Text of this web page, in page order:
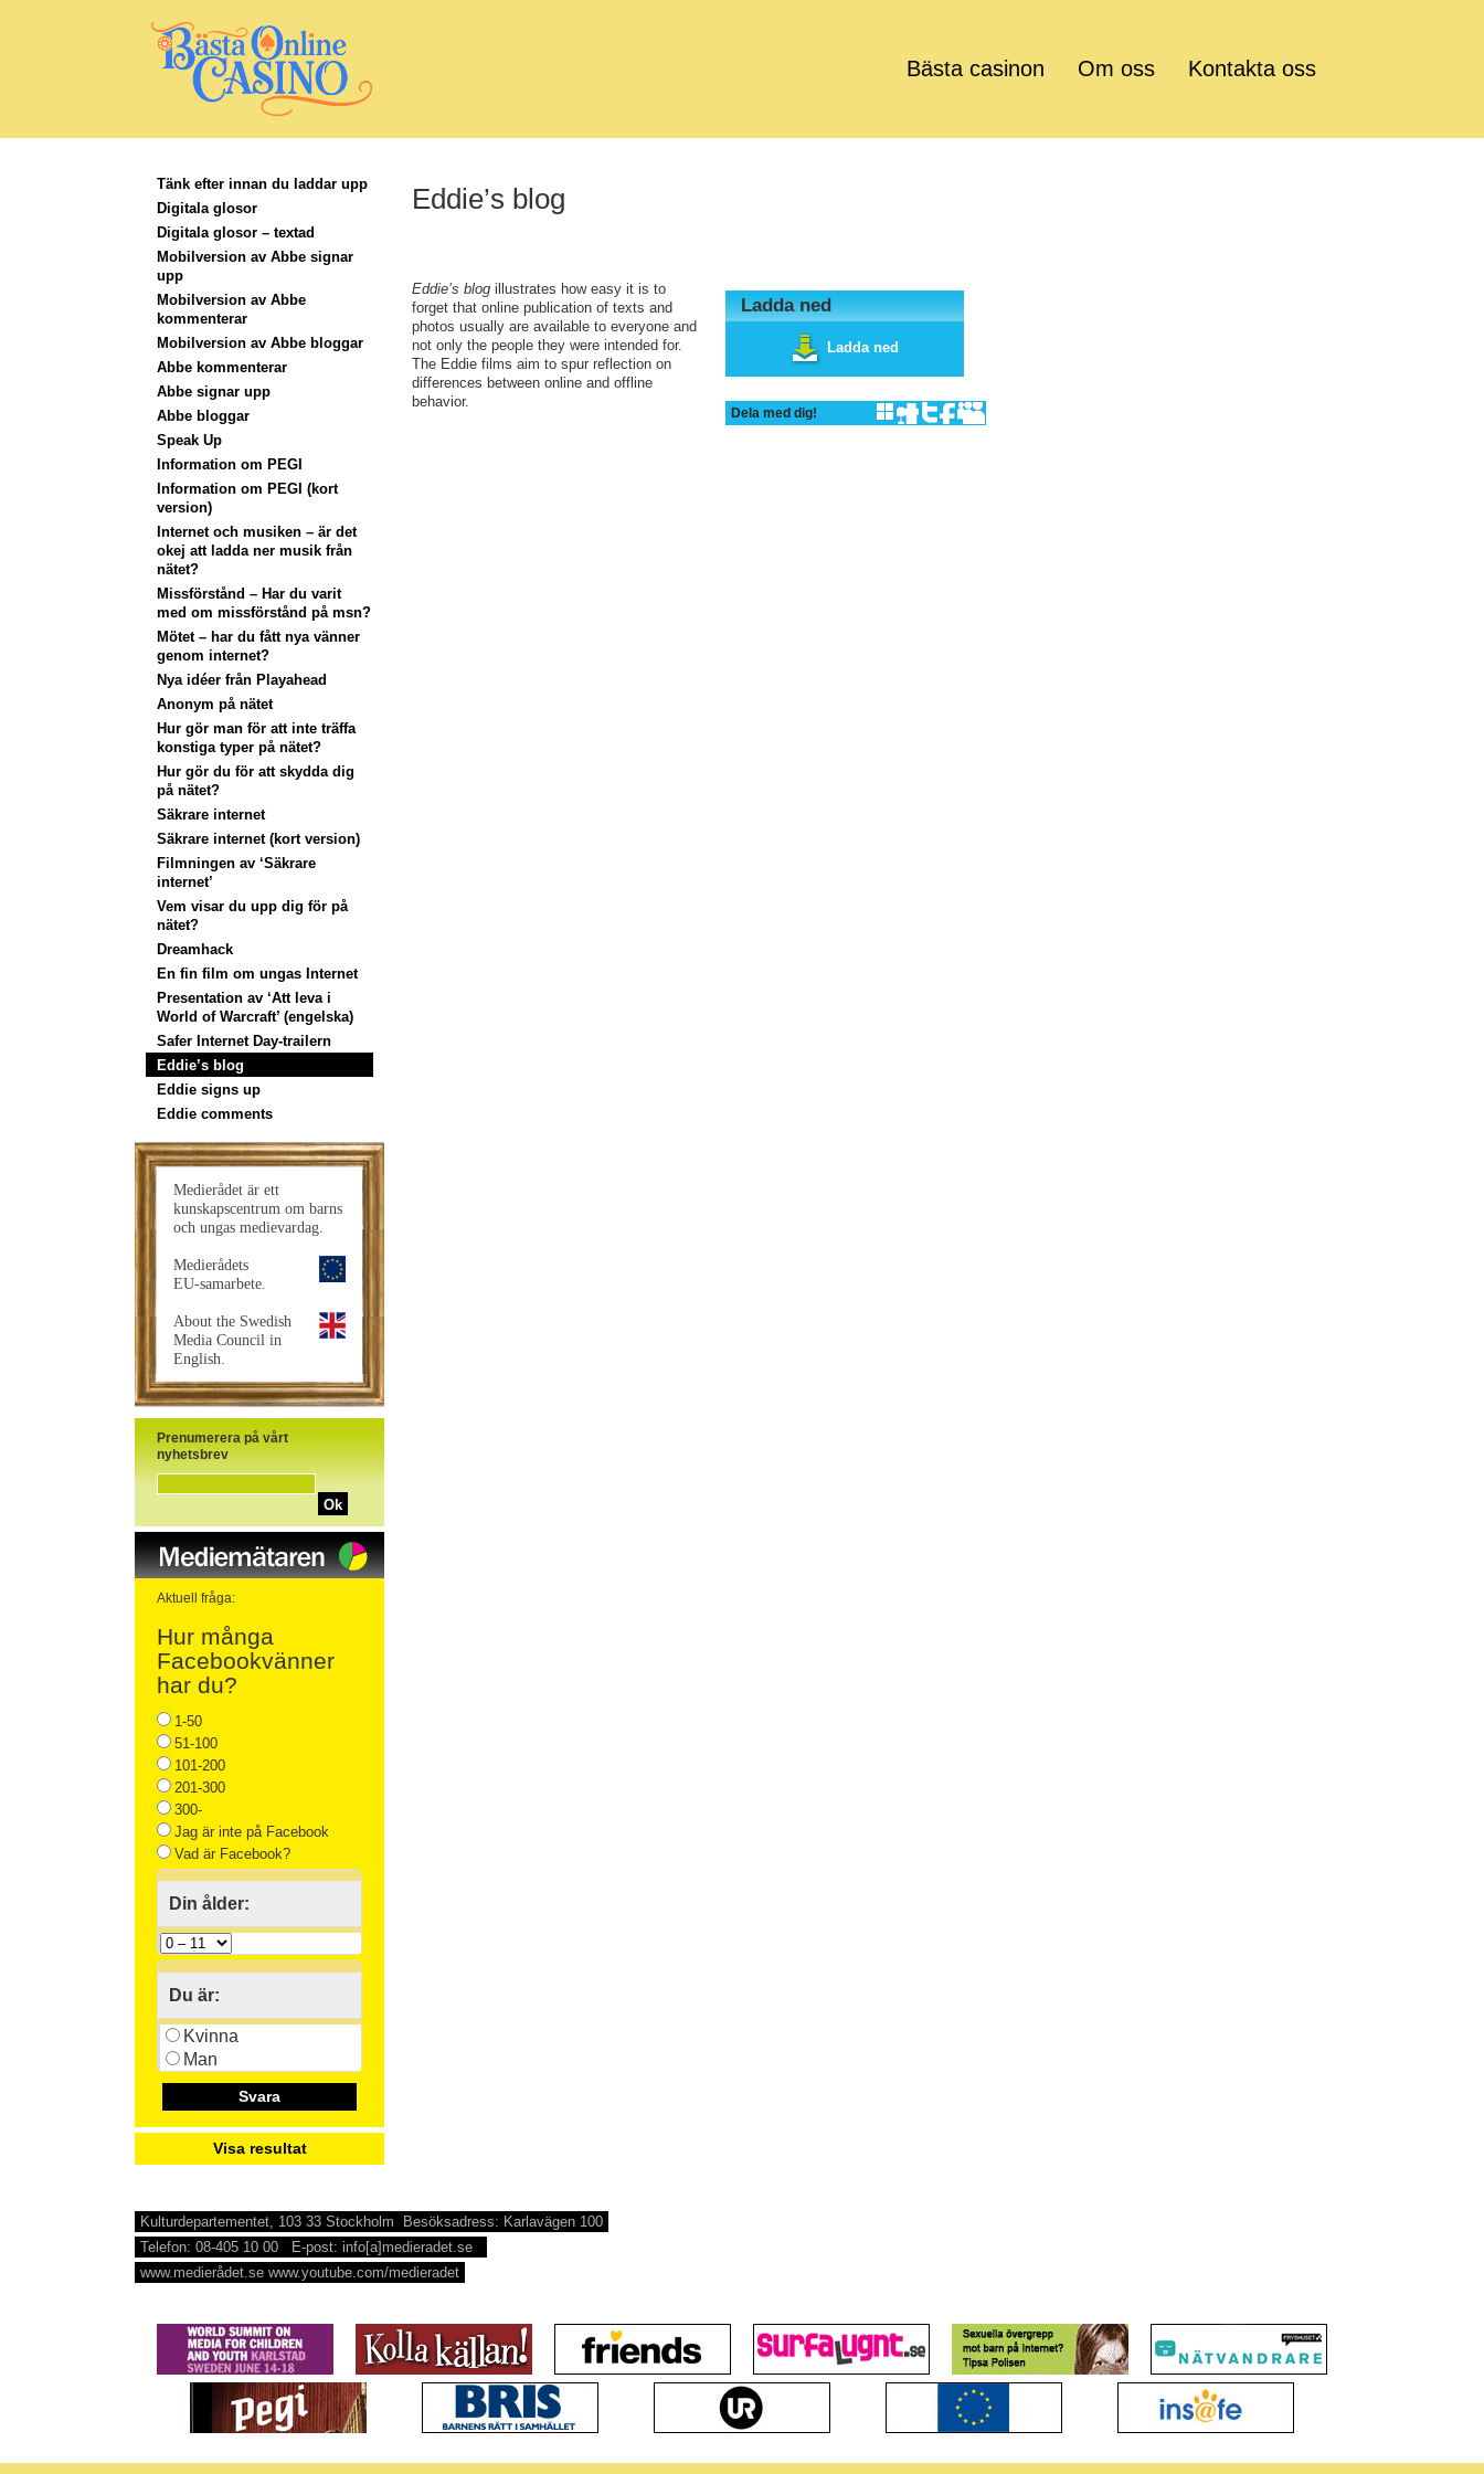
Bästa casinon Om oss Kontakta oss
Tänk efter innan du laddar upp
Digitala glosor
Digitala glosor – textad
Mobilversion av Abbe signar
upp
Mobilversion av Abbe
kommenterar
Mobilversion av Abbe bloggar
Abbe kommenterar
Abbe signar upp
Abbe bloggar
Speak Up
Information om PEGI
Information om PEGI (kort
version)
Internet och musiken – är det
okej att ladda ner musik från
nätet?
Missförstånd – Har du varit
med om missförstånd på msn?
Mötet – har du fått nya vänner
genom internet?
Nya idéer från Playahead
Anonym på nätet
Hur gör man för att inte träffa
konstiga typer på nätet?
Hur gör du för att skydda dig
på nätet?
Säkrare internet
Säkrare internet (kort version)
Filmningen av ‘Säkrare
internet’
Vem visar du upp dig för på
nätet?
Dreamhack
En fin film om ungas Internet
Presentation av ‘Att leva i
World of Warcraft’ (engelska)
Safer Internet Day-trailern
Eddie’s blog
Eddie signs up
Eddie comments
Medierådet är ett
kunskapscentrum om barns
och ungas medievardag.
Medierådets
EU-samarbete.
About the Swedish
Media Council in
English.
Prenumerera på vårt
nyhetsbrev
Ok
Aktuell fråga:
Hur många
Facebookvänner
har du?
1-50
51-100
101-200
201-300
300-
Jag är inte på Facebook
Vad är Facebook?
Din ålder:
Du är:
Kvinna
Man
Svara
Visa resultat
Eddie’s blog
Ladda ned
Ladda ned
Dela med dig!
Eddie’s blog illustrates how easy it is to
forget that online publication of texts and
photos usually are available to everyone and
not only the people they were intended for.
The Eddie films aim to spur reflection on
differences between online and offline
behavior.
Kulturdepartementet, 103 33 Stockholm Besöksadress: Karlavägen 100
Telefon: 08-405 10 00 E-post: info[a]medieradet.se
www.medierådet.se www.youtube.com/medieradet